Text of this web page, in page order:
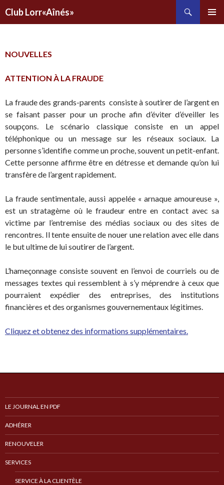
Club Lorr«Aînés»
PRINCIPAL
NOUVELLES
ATTENTION À LA FRAUDE
La fraude des grands-parents consiste à soutirer de l’argent en
se faisant passer pour un proche afin d’éviter d’éveiller les
soupçons. Le scénario classique consiste en un appel
téléphonique ou un message sur les réseaux sociaux. La
personne s’identifie comme un proche, souvent un petit-enfant.
Cette personne affirme être en détresse et demande qu’on lui
transfère de l’argent rapidement.
La fraude sentimentale, aussi appelée « arnaque amoureuse »,
est un stratagème où le fraudeur entre en contact avec sa
victime par l’entremise des médias sociaux ou des sites de
rencontres. Il tente ensuite de nouer une relation avec elle dans
le but ultime de lui soutirer de l’argent.
L’hameçonnage consiste souvent en l’envoi de courriels ou de
messages textes qui ressemblent à s’y méprendre à ceux que
pourraient expédier des entreprises, des institutions
financières et des organismes gouvernementaux légitimes.
Cliquez et obtenez des informations supplémentaires.
LE JOURNAL EN PDF
ADHÉRER
RENOUVELER
SERVICES
SERVICE À LA CLIENTÈLE